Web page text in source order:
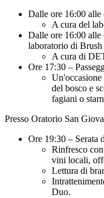
Dalle ore 16:00 alle
A cura del
Dalle ore 16:00
laboratorio di
A cura di
Ore 17:30 –
Un'occasione
del bosco e
fagiani o
Presso Oratorio San
Ore 19:30 – Serata
Rinfresco
vini locali,
Lettura di
Duo.